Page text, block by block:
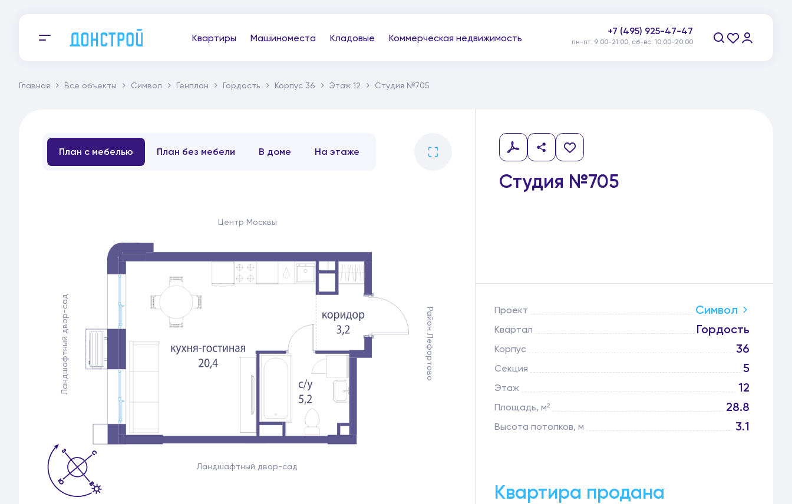
Квартиры Машиноместа Кладовые Коммерческая недвижимость
+7 (495) 925-47-47
пн-пт: 9:00-21:00, сб-вс: 10:00-20:00
Главная Все объекты Символ Генплан Гордость Корпус 36 Этаж 12 Студия №705
Студия №705
План с мебелью План без мебели В доме На этаже
Центр Москвы
Район Лефортово
Ландшафтный двор-сад
Ландшафтный двор-сад Проект Символ
Квартал Гордость
Корпус 36
Секция 5
Этаж 12
Площадь, м² 28.8
Высота потолков, м 3.1
Квартира продана